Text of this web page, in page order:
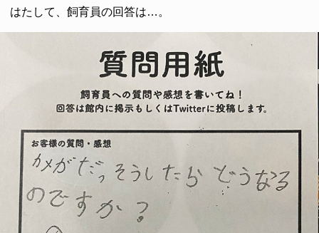
はたして、飼育員の回答は…。